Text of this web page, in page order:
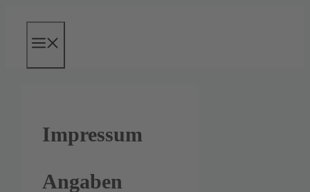
content
Impressum
Angaben